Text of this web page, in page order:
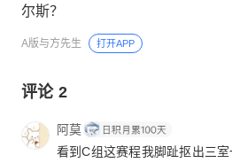
尔斯？
A版与方先生 打开APP
评论 2
阿莫
看到C组这赛程我脚趾抠出三